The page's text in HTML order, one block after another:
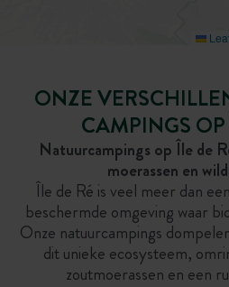
ONZE
CAMPINGS OP
Natuurcampings op Île de
moerassen en
Île de Ré is veel meer dan
beschermde omgeving waar
Onze natuurcampings
dit unieke ecosysteem,
zoutmoerassen en een